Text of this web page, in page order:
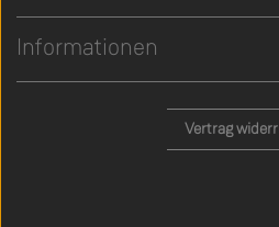
Informationen
Vertrag